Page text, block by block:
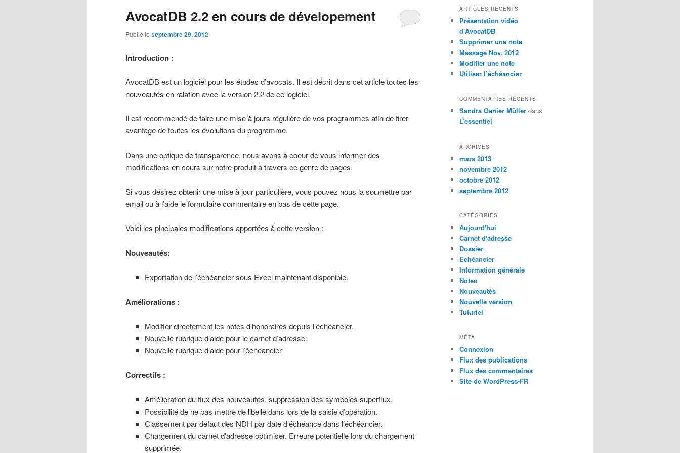
AvocatDB 2.2 en cours de dévelopement
Publié le septembre 29, 2012
Introduction :
AvocatDB est un logiciel pour les études d’avocats. Il est décrit dans cet article toutes les
nouveautés en ralation avec la version 2.2 de ce logiciel.
Il est recommendé de faire une mise à jours régulière de vos programmes afin de tirer
avantage de toutes les évolutions du programme.
Dans une optique de transparence, nous avons à coeur de vous informer des
modifications en cours sur notre produit à travers ce genre de pages.
Si vous désirez obtenir une mise à jour particulière, vous pouvez nous la soumettre par
email ou à l’aide le formulaire commentaire en bas de cette page.
Voici les pincipales modifications apportées à cette version :
Nouveautés:
Exportation de l’échéancier sous Excel maintenant disponible.
Améliorations :
Modifier directement les notes d’honoraires depuis l’échéancier.
Nouvelle rubrique d’aide pour le carnet d’adresse.
Nouvelle rubrique d’aide pour l’échéancier
Correctifs :
Amélioration du flux des nouveautés, suppression des symboles superflux.
Possibilité de ne pas mettre de libellé dans lors de la saisie d’opération.
Classement par défaut des NDH par date d’échéance dans l’échéancier.
Chargement du carnet d’adresse optimiser. Erreure potentielle lors du chargement
supprimée.
h
r
c
h
e
ARTICLES RÉCENTS
Présentation vidéo
d’AvocatDB
Supprimer une note
Message Nov. 2012
Modifier une note
Utiliser l’échéancier
COMMENTAIRES RÉCENTS
Sandra Genier Müller dans
L’essentiel
ARCHIVES
mars 2013
novembre 2012
octobre 2012
septembre 2012
CATÉGORIES
Aujourd'hui
Carnet d'adresse
Dossier
Echéancier
Information générale
Notes
Nouveautés
Nouvelle version
Tuturiel
MÉTA
Connexion
Flux des publications
Flux des commentaires
Site de WordPress-FR